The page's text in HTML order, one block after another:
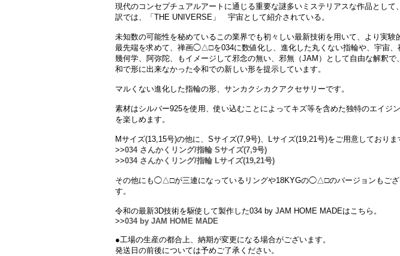
現代のコンセプチュアルアートに通じる重要な謎多いミステリアスな作品として
訳では、「THE UNIVERSE」 宇宙として紹介されている。
未知数の可能性を秘めているこの業界でも初々しい最新技術を用いて、より実験
最先端を求めて、禅画◯△□を034に数値化し、進化した丸くない指輪や、宇宙、
幾何学、阿弥陀、もイメージして邪念の無い、邪無（JAM）として自由な解釈で
和で形に出来なかった令和での新しい形を提示しています。
マルくない進化した指輪の形、サンカクシカクアクセサリーです。
素材はシルバー925を使用、使い込むことによってキズ等を含めた独特のエイジ
を楽しめます。
Mサイズ(13,15号)の他に、Sサイズ(7,9号)、Lサイズ(19,21号)をご用意しておりま
>>034 さんかくリング/指輪 Sサイズ(7,9号)
>>034 さんかくリング/指輪 Lサイズ(19,21号)
その他にも◯△□が三連になっているリングや18KYGの◯△□のバージョンもござ
す。
令和の最新3D技術を駆使して製作した034 by JAM HOME MADEはこちら。
>>034 by JAM HOME MADE
●工場の生産の都合上、納期が変更になる場合がございます。
発送日の前後については予めご了承ください。